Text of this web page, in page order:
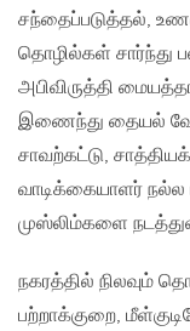
சந்தைப்படுத்தல்,
தொழில்கள் சார்ந்து
அபிவிருத்தி
இணைந்து தையல்
சாவற்கட்டு,
வாடிக்கையாளர்
முஸ்லிம்களை
நகரத்தில் நிலவும்
பற்றாக்குறை,